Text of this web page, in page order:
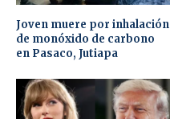
Joven muere por inhalación
de monóxido de carbono
en Pasaco, Jutiapa